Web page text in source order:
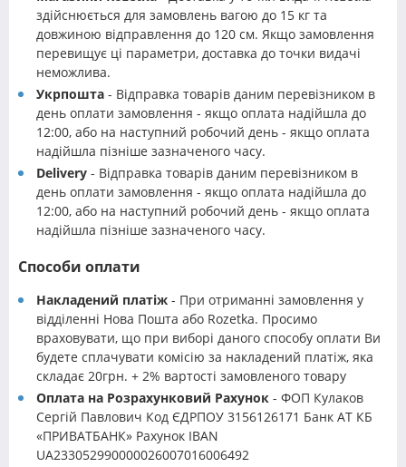
здійснюється для замовлень вагою до 15 кг та
довжиною відправлення до 120 см. Якщо замовлення
перевищує ці параметри, доставка до точки видачі
неможлива.
Укрпошта - Відправка товарів даним перевізником в
день оплати замовлення - якщо оплата надійшла до
12:00, або на наступний робочий день - якщо оплата
надійшла пізніше зазначеного часу.
Delivery - Відправка товарів даним перевізником в
день оплати замовлення - якщо оплата надійшла до
12:00, або на наступний робочий день - якщо оплата
надійшла пізніше зазначеного часу.
Способи оплати
Накладений платіж - При отриманні замовлення у
відділенні Нова Пошта або Rozetka. Просимо
враховувати, що при виборі даного способу оплати Ви
будете сплачувати комісію за накладений платіж, яка
складає 20грн. + 2% вартості замовленого товару
Оплата на Розрахунковий Рахунок - ФОП Кулаков
Сергій Павлович Код ЄДРПОУ 3156126171 Банк АТ КБ
«ПРИВАТБАНК» Рахунок IBAN
UA233052990000026007016006492